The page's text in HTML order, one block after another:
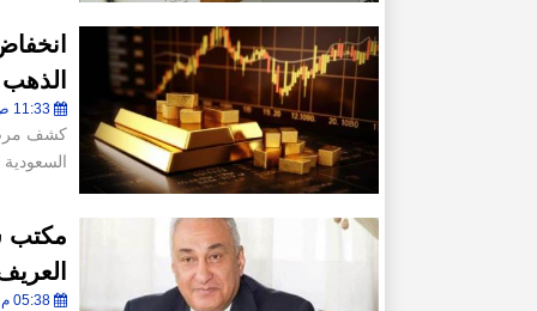
الذهب إلى 82 طنًا في
11:33 ص - الخميس 30 يوليو 2026
كشف
مكتب
05:38 م - السبت 25 يوليو 2026